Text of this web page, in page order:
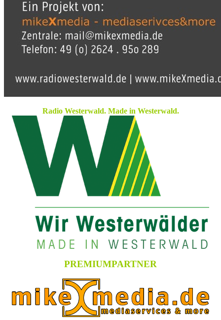
Radio Westerwald. Made in Westerwald.
PREMIUMPARTNER